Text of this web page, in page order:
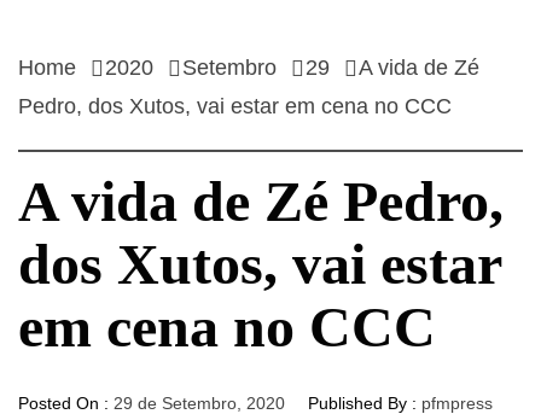
Home 2020 Setembro 29
A vida de Zé
Pedro, dos Xutos, vai estar em cena no CCC
A vida de Zé Pedro,
dos Xutos, vai estar
em cena no CCC
Posted On : 29 de Setembro, 2020 Published By : pfmpress